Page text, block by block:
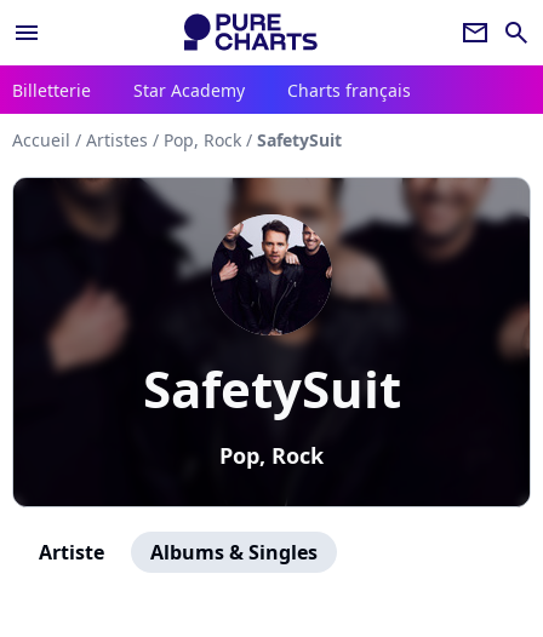
menu newsletter search
Billetterie Star Academy Charts français
Accueil / Artistes / Pop, Rock / SafetySuit
SafetySuit
Pop, Rock
Artiste Albums & Singles